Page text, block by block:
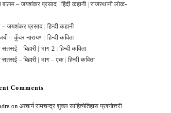
बालम – जयशंकर प्रसाद | हिंदी कहानी | राजस्‍थानी लोक-
जयशंकर प्रसाद | हिन्दी कहानी
– कुँवर नारायण | हिन्दी कविता
सतसई – बिहारी | भाग-2 | हिन्दी कविता
सतसई – बिहारी | भाग – एक | हिन्दी कविता
Comments
on आचार्य रामचन्‍द्र शुक्‍ल साहित्‍‍य‍ेतिहास प्रश्नोत्तरी